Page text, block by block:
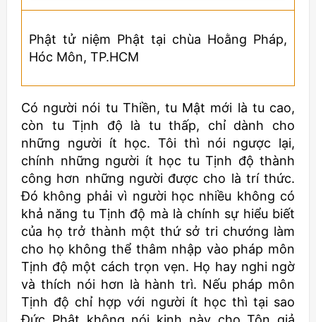
Phật tử niệm Phật tại chùa Hoằng Pháp,
Hóc Môn, TP.HCM
Có người nói tu Thiền, tu Mật mới là tu cao,
còn tu Tịnh độ là tu thấp, chỉ dành cho
những người ít học. Tôi thì nói ngược lại,
chính những người ít học tu Tịnh độ thành
công hơn những người được cho là trí thức.
Đó không phải vì người học nhiều không có
khả năng tu Tịnh độ mà là chính sự hiểu biết
của họ trở thành một thứ sở tri chướng làm
cho họ không thể thâm nhập vào pháp môn
Tịnh độ một cách trọn vẹn. Họ hay nghi ngờ
và thích nói hơn là hành trì. Nếu pháp môn
Tịnh độ chỉ hợp với người ít học thì tại sao